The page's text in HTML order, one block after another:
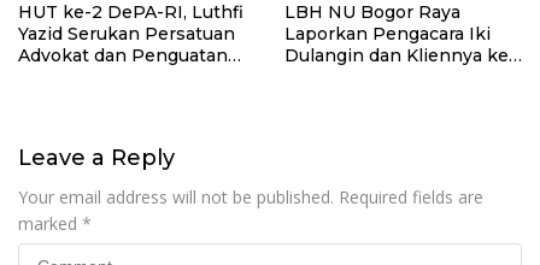
HUT ke-2 DePA-RI, Luthfi
Yazid Serukan Persatuan
Advokat dan Penguatan
LBH NU Bogor Raya
Laporkan Pengacara Iki
Dulangin dan Kliennya ke
Leave a Reply
Your email address will not be published. Required fields are
marked *